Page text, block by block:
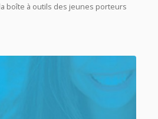
la boîte à outils des jeunes porteurs